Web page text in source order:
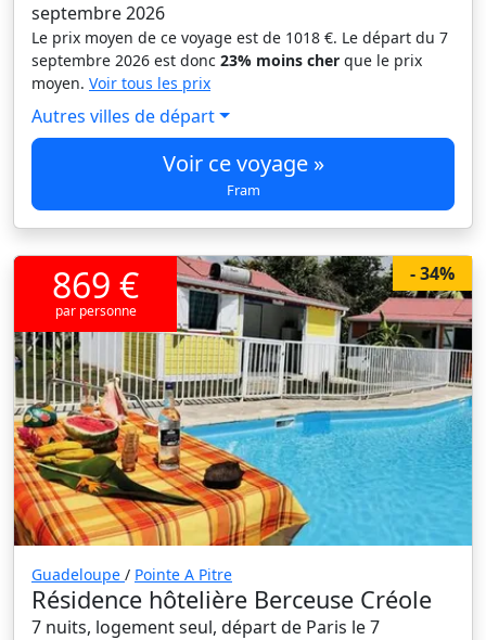
septembre 2026
Le prix moyen de ce voyage est de 1018 €. Le départ du 7
septembre 2026 est donc 23% moins cher que le prix
moyen. Voir tous les prix
Autres villes de départ
Voir ce voyage »
Fram
- 34%
869 €
par personne
Guadeloupe / Pointe A Pitre
Résidence hôtelière Berceuse Créole
7 nuits, logement seul, départ de Paris le 7